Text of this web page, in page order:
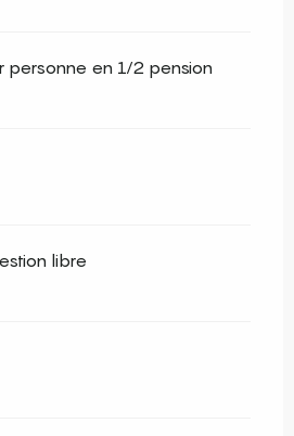
personne en 1/2 pension
libre